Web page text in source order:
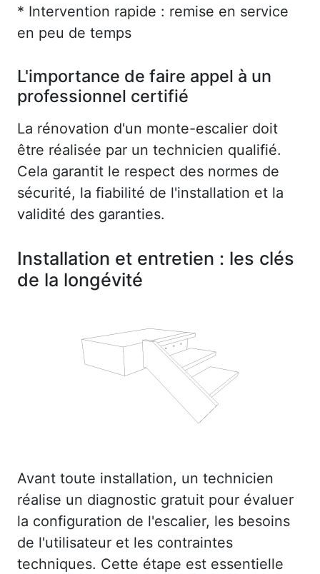
* Intervention rapide : remise en service
en peu de temps
L'importance de faire appel à un
professionnel certifié
La rénovation d'un monte-escalier doit
être réalisée par un technicien qualifié.
Cela garantit le respect des normes de
sécurité, la fiabilité de l'installation et la
validité des garanties.
Installation et entretien : les clés
de la longévité
Avant toute installation, un technicien
réalise un diagnostic gratuit pour évaluer
la configuration de l'escalier, les besoins
de l'utilisateur et les contraintes
techniques. Cette étape est essentielle